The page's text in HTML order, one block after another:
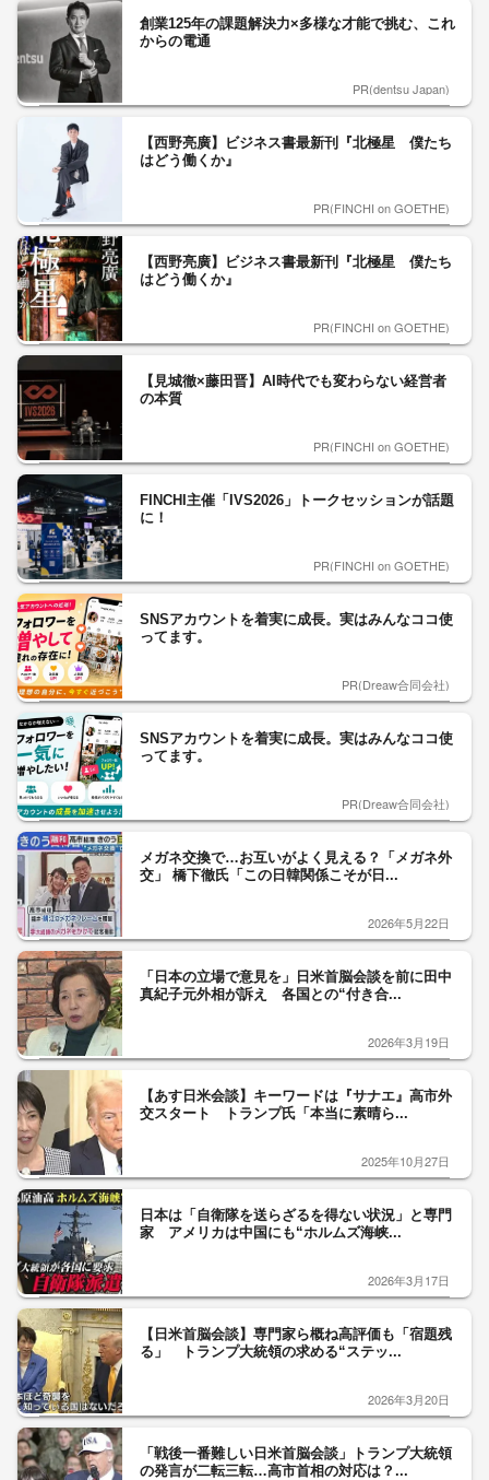
創業125年の課題解決力×多様な才能で挑む、これ
からの電通
PR(dentsu Japan)
【西野亮廣】ビジネス書最新刊『北極星 僕たち
はどう働くか』
PR(FINCHI on GOETHE)
【西野亮廣】ビジネス書最新刊『北極星 僕たち
はどう働くか』
PR(FINCHI on GOETHE)
【見城徹×藤田晋】AI時代でも変わらない経営者
の本質
PR(FINCHI on GOETHE)
FINCHI主催「IVS2026」トークセッションが話題
に！
PR(FINCHI on GOETHE)
SNSアカウントを着実に成長。実はみんなココ使
ってます。
PR(Dreaw合同会社)
SNSアカウントを着実に成長。実はみんなココ使
ってます。
PR(Dreaw合同会社)
メガネ交換で…お互いがよく見える？「メガネ外
交」 橋下徹氏「この日韓関係こそが日...
2026年5月22日
「日本の立場で意見を」日米首脳会談を前に田中
真紀子元外相が訴え 各国との“付き合...
2026年3月19日
【あす日米会談】キーワードは『サナエ』高市外
交スタート トランプ氏「本当に素晴ら...
2025年10月27日
日本は「自衛隊を送らざるを得ない状況」と専門
家 アメリカは中国にも“ホルムズ海峡...
2026年3月17日
【日米首脳会談】専門家ら概ね高評価も「宿題残
る」 トランプ大統領の求める“ステッ...
2026年3月20日
「戦後一番難しい日米首脳会談」トランプ大統領
の発言が二転三転…高市首相の対応は？...